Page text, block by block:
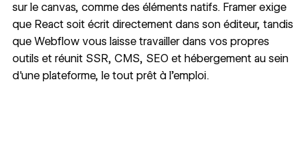
sur le canvas, comme des éléments natifs. Framer exige
que React soit écrit directement dans son éditeur, tandis
que Webflow vous laisse travailler dans vos propres
outils et réunit SSR, CMS, SEO et hébergement au sein
d'une plateforme, le tout prêt à l’emploi.